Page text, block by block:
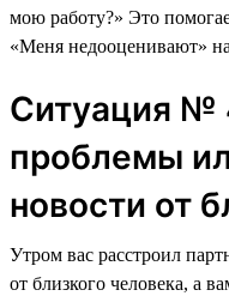
мою работу?» Это
«Меня недооценивают»
Ситуация №
проблемы
новости от
Утром вас расстроил
от близкого человека, а